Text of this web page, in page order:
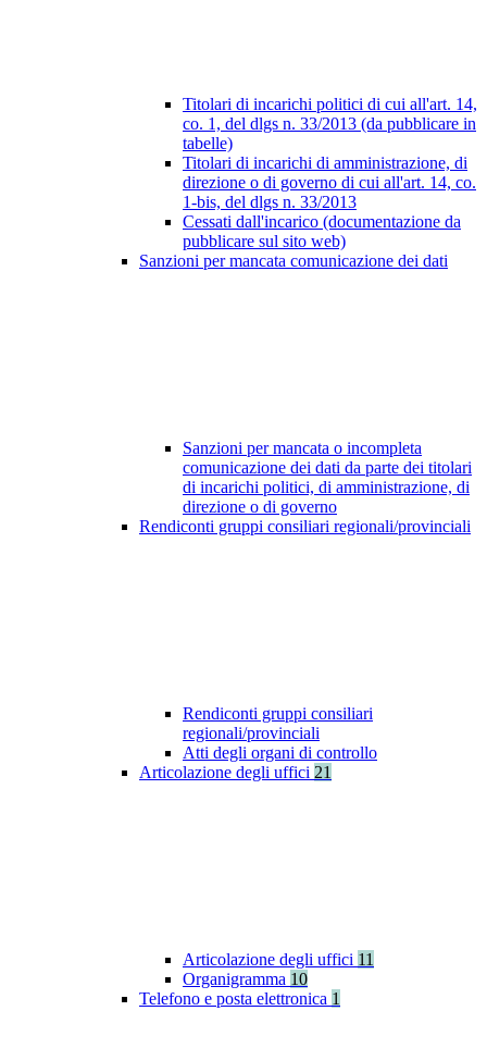
Titolari di incarichi politici di cui all'art. 14,
co. 1, del dlgs n. 33/2013 (da pubblicare in
tabelle)
Titolari di incarichi di amministrazione, di
direzione o di governo di cui all'art. 14, co.
1-bis, del dlgs n. 33/2013
Cessati dall'incarico (documentazione da
pubblicare sul sito web)
Sanzioni per mancata comunicazione dei dati
Sanzioni per mancata o incompleta
comunicazione dei dati da parte dei titolari
di incarichi politici, di amministrazione, di
direzione o di governo
Rendiconti gruppi consiliari regionali/provinciali
Rendiconti gruppi consiliari
regionali/provinciali
Atti degli organi di controllo
Articolazione degli uffici 21
Articolazione degli uffici 11
Organigramma 10
Telefono e posta elettronica 1